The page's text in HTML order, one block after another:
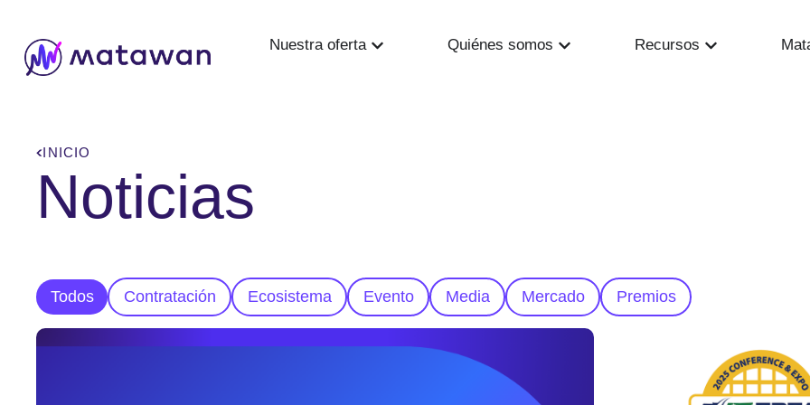
Nuestra oferta Quiénes somos Recursos
INICIO
Noticias
Contratación Ecosistema Evento Media Mercado Premios
Todos